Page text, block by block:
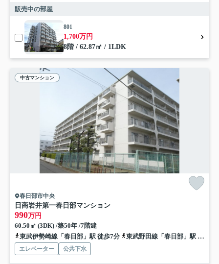
販売中の部屋
801
1,700万円
8階 / 62.87㎡ / 1LDK
中古マンション
春日部市中央
日商岩井第一春日部マンション
990万円
60.50㎡ (3DK) /築50年 /7階建
東武伊勢崎線「春日部」駅 徒歩7分
東武野田線「春日部」駅 徒歩7分
エレベーター 公共下水